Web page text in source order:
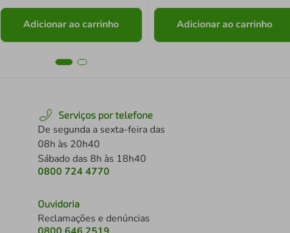
Adicionar ao carrinho Adicionar ao carrinho
Serviços por telefone
De segunda a sexta-feira das
08h às 20h40
Sábado das 8h às 18h40
0800 724 4770
Ouvidoria
Reclamações e denúncias